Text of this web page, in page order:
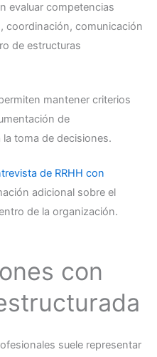
evaluar competencias
coordinación, comunicación
de estructuras
mantener criterios
de
toma de decisiones.
de RRHH con
adicional sobre el
de la organización.
con
suele representar